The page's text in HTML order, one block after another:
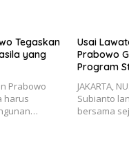
Tegaskan
yang
Prabowo
harus
Usai
Prabowo
Program
JAKARTA,
Subianto
bersama